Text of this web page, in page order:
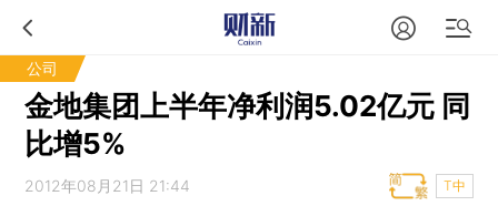
公司
金地集团上半年净利润5.02亿元 同
比增5%
2012年08月21日 21:44 T中